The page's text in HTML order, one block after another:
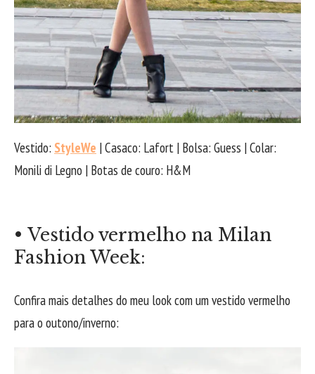
Vestido: StyleWe | Casaco: Lafort | Bolsa: Guess | Colar:
Monili di Legno | Botas de couro: H&M
• Vestido vermelho na Milan
Fashion Week:
Confira mais detalhes do meu look com um vestido vermelho
para o outono/inverno: